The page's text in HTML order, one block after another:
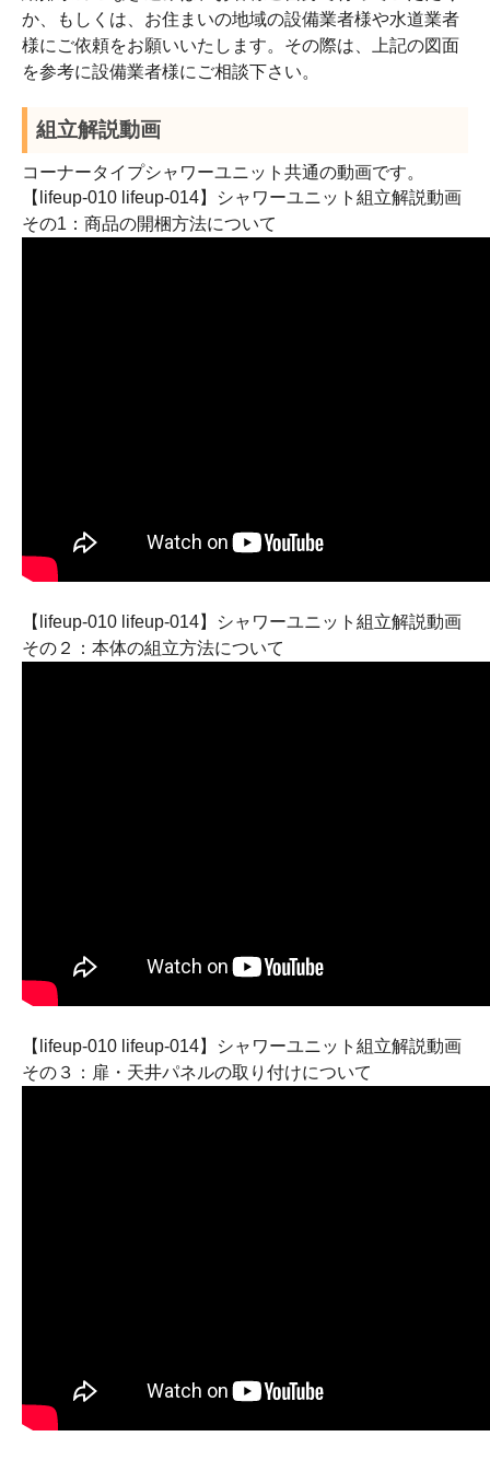
か、もしくは、お住まいの地域の設備業者様や水道業者
様にご依頼をお願いいたします。その際は、上記の図面
を参考に設備業者様にご相談下さい。
組立解説動画
コーナータイプシャワーユニット共通の動画です。
【lifeup-010 lifeup-014】シャワーユニット組立解説動画
その1：商品の開梱方法について
【lifeup-010 lifeup-014】シャワーユニット組立解説動画
その２：本体の組立方法について
【lifeup-010 lifeup-014】シャワーユニット組立解説動画
その３：扉・天井パネルの取り付けについて